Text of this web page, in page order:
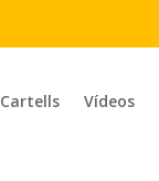
Cartells Vídeos